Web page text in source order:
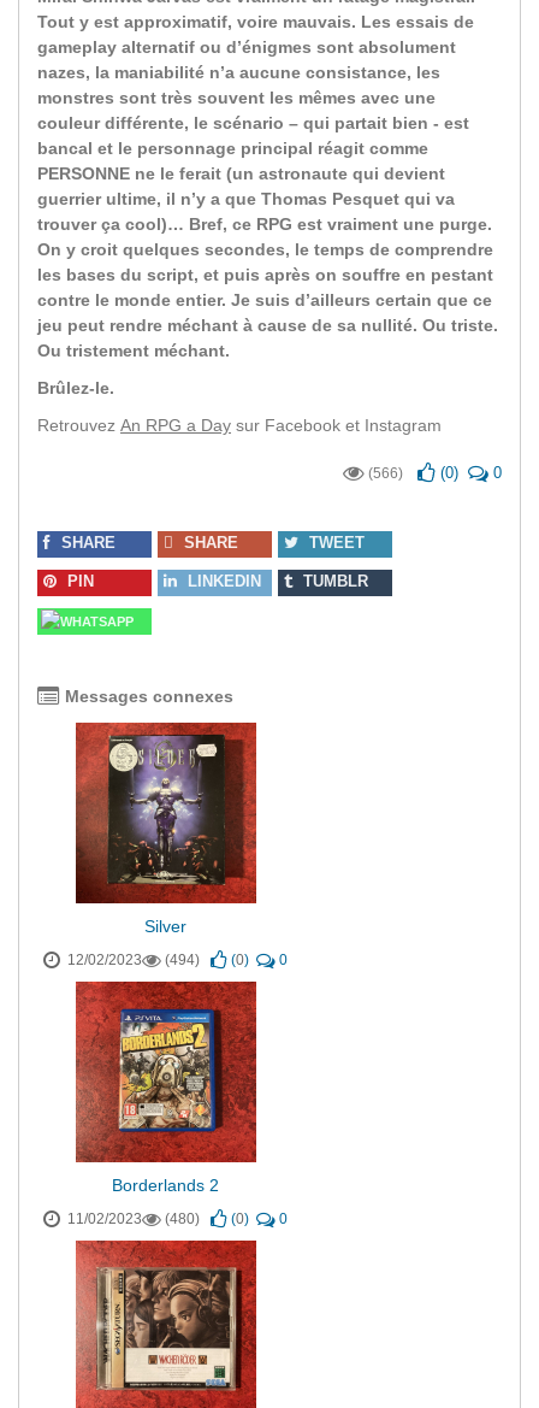
Tout y est approximatif, voire mauvais. Les essais de
gameplay alternatif ou d’énigmes sont absolument
nazes, la maniabilité n’a aucune consistance, les
monstres sont très souvent les mêmes avec une
couleur différente, le scénario – qui partait bien - est
bancal et le personnage principal réagit comme
PERSONNE ne le ferait (un astronaute qui devient
guerrier ultime, il n’y a que Thomas Pesquet qui va
trouver ça cool)… Bref, ce RPG est vraiment une purge.
On y croit quelques secondes, le temps de comprendre
les bases du script, et puis après on souffre en pestant
contre le monde entier. Je suis d’ailleurs certain que ce
jeu peut rendre méchant à cause de sa nullité. Ou triste.
Ou tristement méchant.
Brûlez-le.
Retrouvez An RPG a Day sur Facebook et Instagram
(566) (0) 0
SHARE SHARE TWEET
PIN LINKEDIN TUMBLR
Messages connexes
Silver
12/02/2023 (494) (0) 0
Borderlands 2
11/02/2023 (480) (0) 0